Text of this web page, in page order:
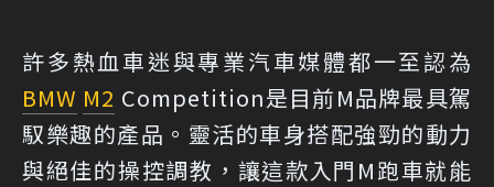
許多熱血車迷與專業汽車媒體都一至認為
BMW M2 Competition是目前M品牌最具駕
馭樂趣的產品。靈活的車身搭配強勁的動力
與絕佳的操控調教，讓這款入門M跑車就能